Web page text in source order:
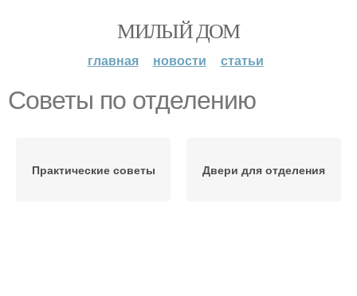
МИЛЫЙ ДОМ
главная новости статьи
Советы по отделению
Практические советы Двери для отделения